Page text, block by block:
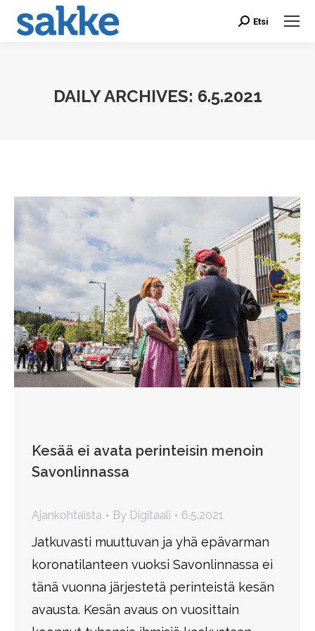
Search:
Etsi
DAILY ARCHIVES: 6.5.2021
Kesää ei avata perinteisin menoin
Savonlinnassa
Ajankohtaista By Digitaali 6.5.2021
Jatkuvasti muuttuvan ja yhä epävarman
koronatilanteen vuoksi Savonlinnassa ei
tänä vuonna järjestetä perinteistä kesän
avausta. Kesän avaus on vuosittain